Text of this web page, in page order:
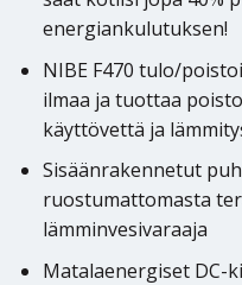
energiankulutuksen!
NIBE F470 tulo/
ilmaa ja tuottaa
käyttövettä ja
Sisäänrakennetut
ruostumattomasta
lämminvesivaraaja
Matalaenergiset DC-